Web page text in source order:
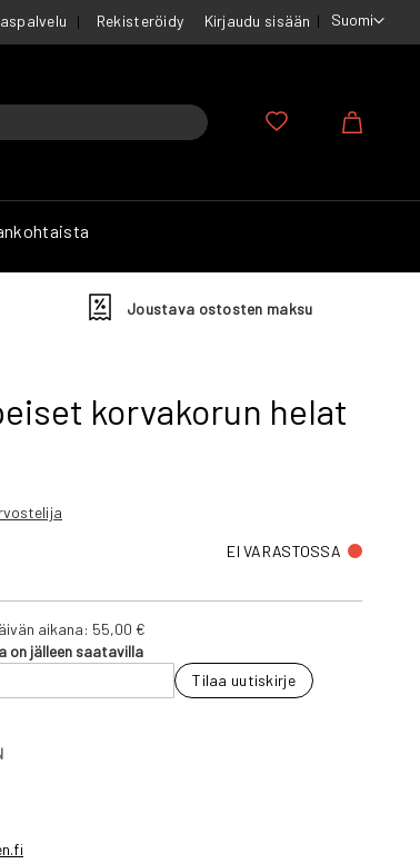
Suomi
Rekisteröidy Kirjaudu sisään
Joustava ostosten maksu
korvakorun helat
EI VARASTOSSA
aikana: 55,00 €
on jälleen saatavilla
Tilaa uutiskirje